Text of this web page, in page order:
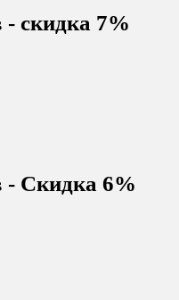
скидка 7%
Скидка 6%